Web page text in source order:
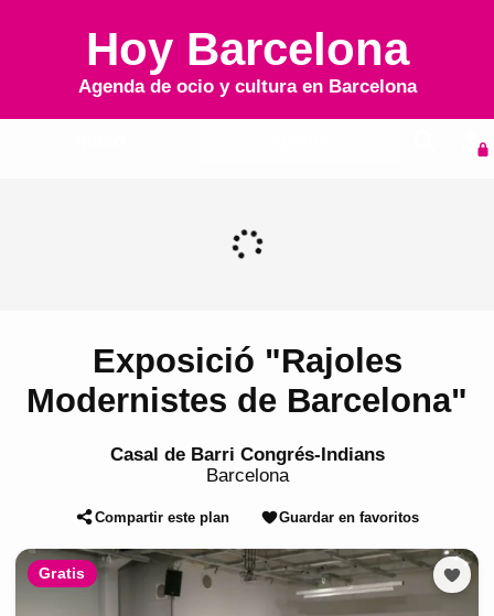
Hoy Barcelona
Agenda de ocio y cultura en Barcelona
Exposició "Rajoles
Modernistes de Barcelona"
Casal de Barri Congrés-Indians
Barcelona
Compartir este plan Guardar en favoritos
Gratis